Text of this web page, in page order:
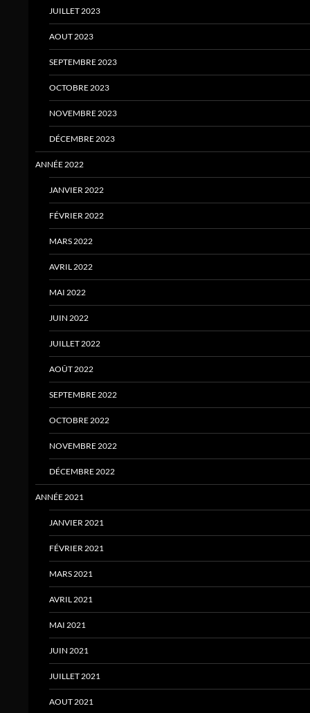
JUILLET 2023
AOUT 2023
SEPTEMBRE 2023
OCTOBRE 2023
NOVEMBRE 2023
DÉCEMBRE 2023
ANNÉE 2022
JANVIER 2022
FÉVRIER 2022
MARS 2022
AVRIL 2022
MAI 2022
JUIN 2022
JUILLET 2022
AOÛT 2022
SEPTEMBRE 2022
OCTOBRE 2022
NOVEMBRE 2022
DÉCEMBRE 2022
ANNÉE 2021
JANVIER 2021
FÉVRIER 2021
MARS 2021
AVRIL 2021
MAI 2021
JUIN 2021
JUILLET 2021
AOUT 2021